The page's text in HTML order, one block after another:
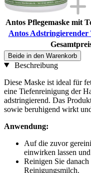
Antos Pflegemaske mit
Antos Adstringierender
Beide in den Warenkorb
Beschreibung
Diese Maske ist ideal für
eine Tiefenreinigung der
adstringierend. Das
sowie beruhigend wirkt
Anwendung:
Auf die zuvor
einwirken lassen
Reinigen Sie
Reinigungsmilch.